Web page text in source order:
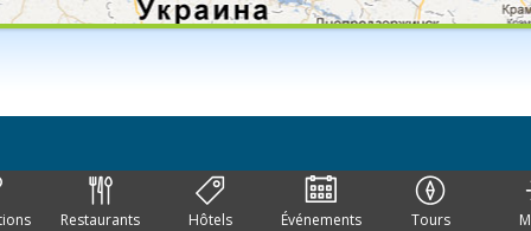
Restaurants Hôtels Événements Tours